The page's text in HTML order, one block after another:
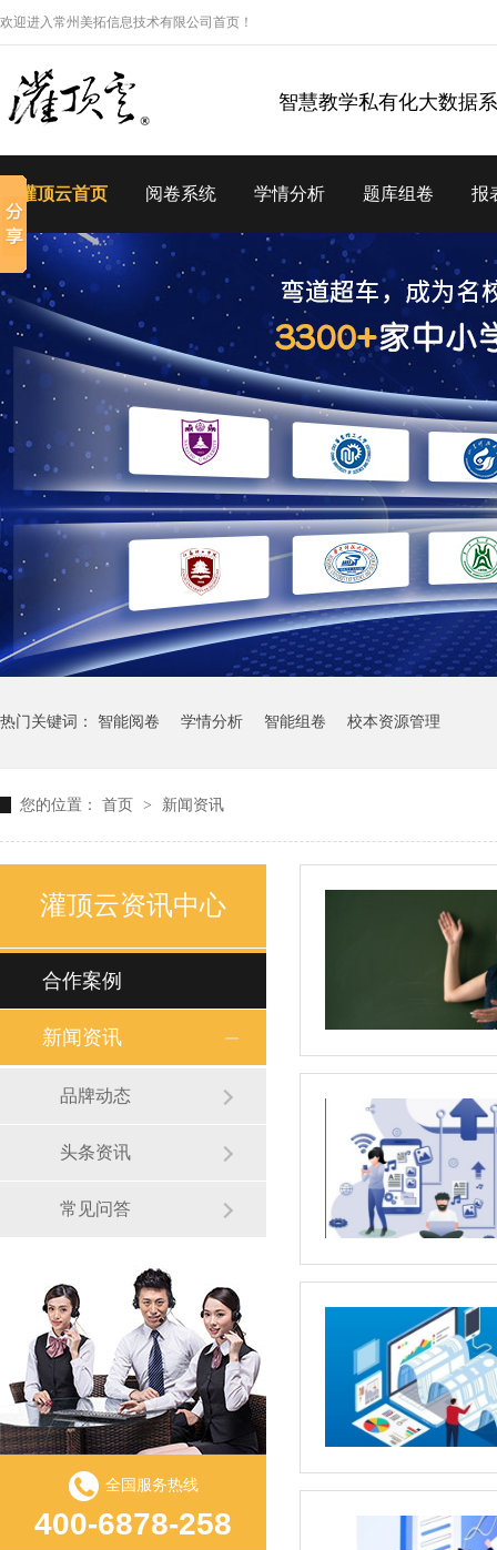
欢迎进入常州美拓信息技术有限公司首页！
智慧教学私有化大数据
灌顶云首页 阅卷系统 学情分析 题库组卷 报
热门关键词： 智能阅卷 学情分析 智能组卷 校本资源管理
您的位置： 首页 > 新闻资讯
灌顶云资讯中心
合作案例
新闻资讯
品牌动态
头条资讯
常见问答
全国服务热线
400-6878-258